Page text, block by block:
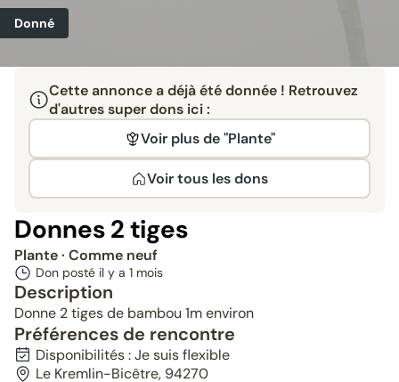
Donné
Cette annonce a déjà été donnée ! Retrouvez
d'autres super dons ici :
Voir plus de "Plante"
Voir tous les dons
Donnes 2 tiges
Plante· Comme neuf
Don posté il y a 1 mois
Description
Donne 2 tiges de bambou 1m environ
Préférences de rencontre
Disponibilités : Je suis flexible
Le Kremlin-Bicêtre, 94270